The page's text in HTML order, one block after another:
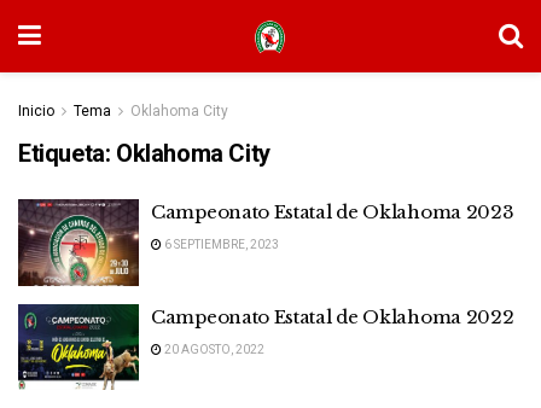
Inicio Tema Oklahoma City
Etiqueta: Oklahoma City
Campeonato Estatal de Oklahoma 2023
6 SEPTIEMBRE, 2023
Campeonato Estatal de Oklahoma 2022
20 AGOSTO, 2022